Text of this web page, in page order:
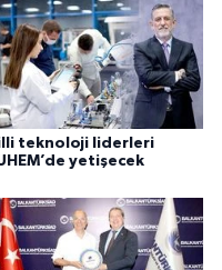
teknoloji liderleri
yetişecek